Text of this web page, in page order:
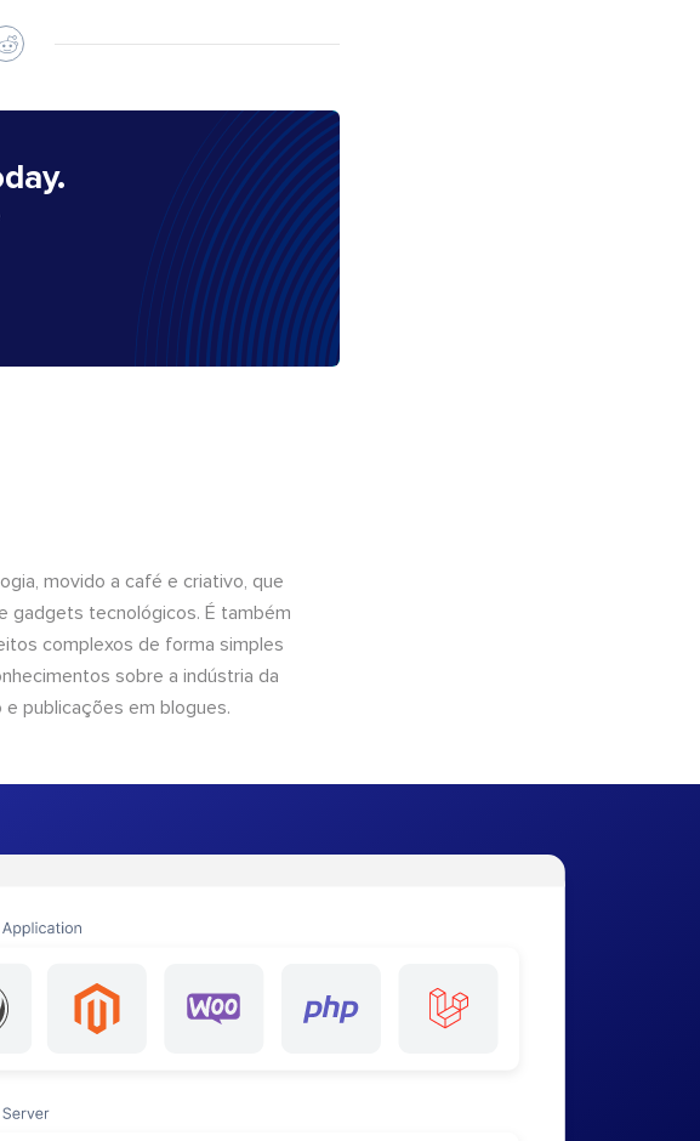
movido a café e criativo, que
gadgets tecnológicos. É também
complexos de forma simples
sobre a indústria da
publicações em blogues.